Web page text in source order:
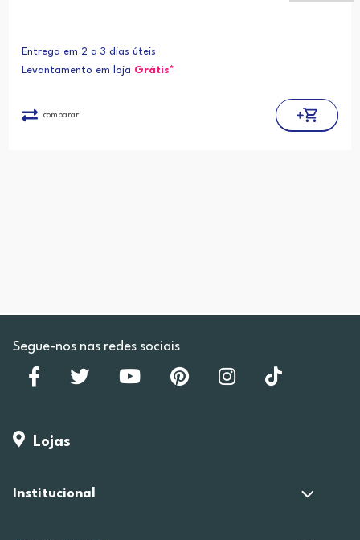
Entrega em 2 a 3 dias úteis
Levantamento em loja Grátis*
comparar
Segue-nos nas redes sociais
Lojas
Institucional